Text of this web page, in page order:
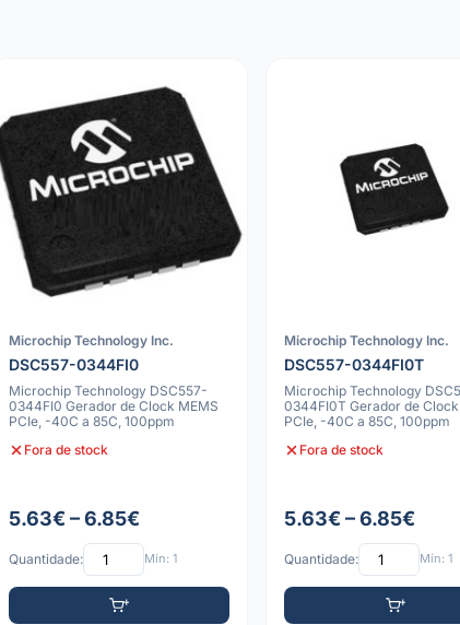
Microchip Technology Inc.
DSC557-0344FI0
Microchip Technology DSC557-
0344FI0 Gerador de Clock MEMS
PCIe, -40C a 85C, 100ppm
Fora de stock
5.63€ – 6.85€
Quantidade: Mín: 1
Microchip Technology Inc.
DSC557-0344FI0T
Microchip Technology
0344FI0T Gerador de Clock
PCIe, -40C a 85C, 100ppm
Fora de stock
5.63€ – 6.85€
Quantidade: Mín: 1